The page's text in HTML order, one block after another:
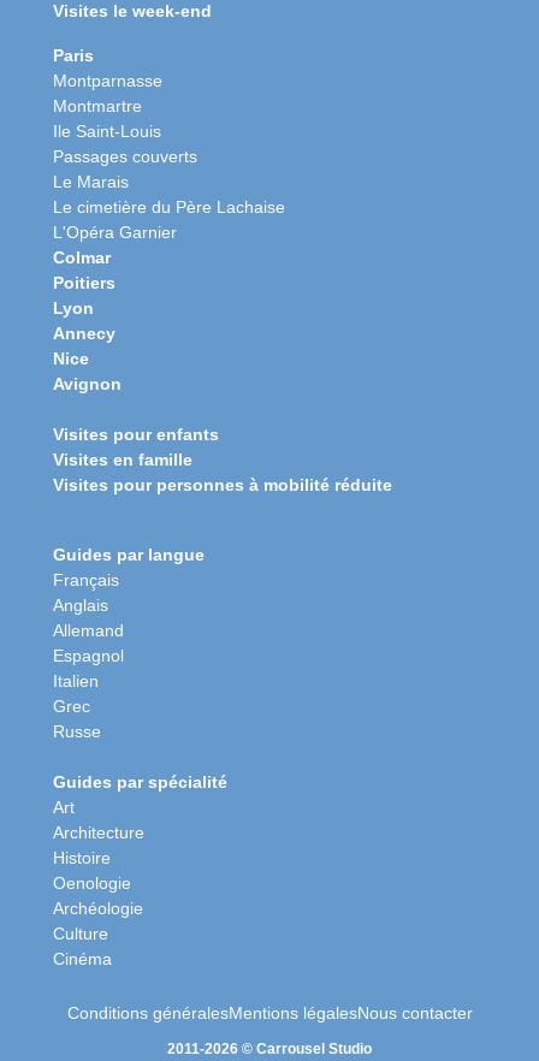
Visites le week-end
Paris
Montparnasse
Montmartre
Ile Saint-Louis
Passages couverts
Le Marais
Le cimetière du Père Lachaise
L'Opéra Garnier
Colmar
Poitiers
Lyon
Annecy
Nice
Avignon
Visites pour enfants
Visites en famille
Visites pour personnes à mobilité réduite
Guides par langue
Français
Anglais
Allemand
Espagnol
Italien
Grec
Russe
Guides par spécialité
Art
Architecture
Histoire
Oenologie
Archéologie
Culture
Cinéma
Conditions généralesMentions légalesNous contacter
2011-2026 © Carrousel Studio